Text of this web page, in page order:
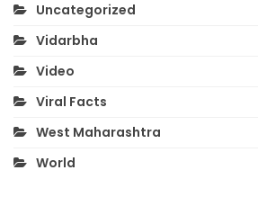
Uncategorized
Vidarbha
Video
Viral Facts
West Maharashtra
World